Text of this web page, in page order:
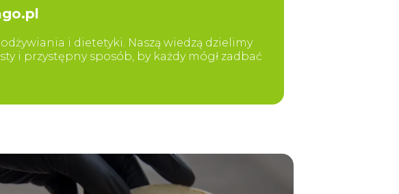
i dietetyki. Naszą wiedzą dzielimy
i przystępny sposób, by każdy mógł zadbać